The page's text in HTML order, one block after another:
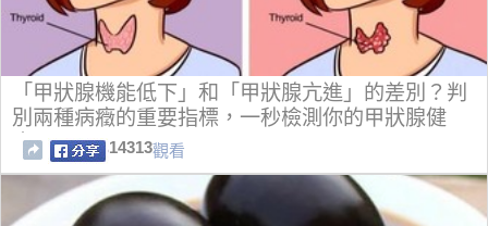
「甲狀腺機能低下」和「甲狀腺亢進」的差別？判
別兩種病癥的重要指標，一秒檢測你的甲狀腺健
康！。
14313觀看